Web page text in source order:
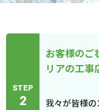
STEP
2
お客様のご
リアの工事
我々が皆様